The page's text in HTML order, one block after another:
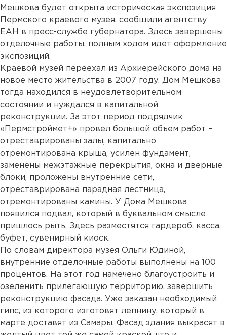
Мешкова будет открыта историческая экспозиция
Пермского краевого музея, сообщили агентству
ЕАН в пресс-службе губернатора. Здесь завершены
отделочные работы, полным ходом идет оформление
экспозиций.
Краевой музей переехал из Архиерейского дома на
новое место жительства в 2007 году. Дом Мешкова
тогда находился в неудовлетворительном
состоянии и нуждался в капитальной
реконструкции. За этот период подрядчик
«Пермстроймет+» провел большой объем работ –
отреставрированы залы, капитально
отремонтирована крыша, усилен фундамент,
заменены межэтажные перекрытия, окна и дверные
блоки, проложены внутренние сети,
отреставрирована парадная лестница,
отремонтированы камины. У Дома Мешкова
появился подвал, который в буквальном смысле
пришлось рыть. Здесь разместятся гардероб, касса,
буфет, сувенирный киоск.
По словам директора музея Ольги Юдиной,
внутренние отделочные работы выполнены на 100
процентов. На этот год намечено благоустроить и
озеленить прилегающую территорию, завершить
реконструкцию фасада. Уже заказан необходимый
гипс, из которого изготовят лепнину, который в
марте доставят из Самары. Фасад здания выкрасят в